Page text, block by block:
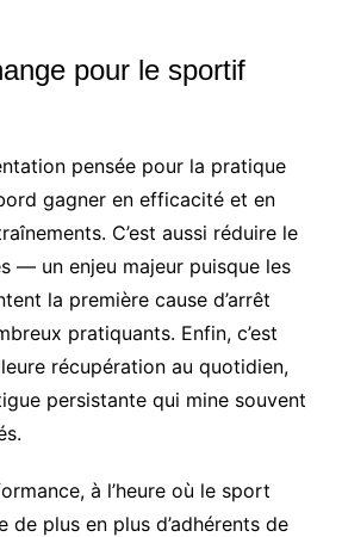
pour le sportif
pensée pour la pratique
gagner en efficacité et en
C’est aussi réduire le
— un enjeu majeur puisque les
la première cause d’arrêt
pratiquants. Enfin, c’est
récupération au quotidien,
persistante qui mine souvent
à l’heure où le sport
de plus en plus d’adhérents de